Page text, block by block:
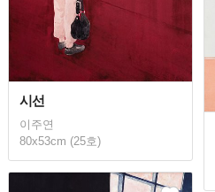
시선
이주연
80x53cm (25호)